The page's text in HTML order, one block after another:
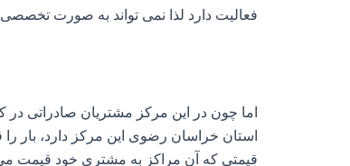
فعالیت دارد لذا نمی تواند به صورت
اما چون در این مرکز مشتریان صادراتی
استان خراسان رضوی این مرکز دارد، بار را
قیمتی که آن مراکز به مشتری خود قیمت